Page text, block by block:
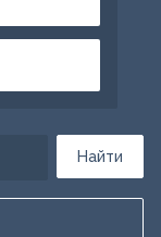
Найти